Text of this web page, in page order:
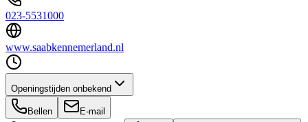
023-5531000
www.saabkennemerland.nl
Openingstijden onbekend
Bellen E-mail